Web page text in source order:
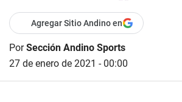
Agregar Sitio Andino en
PorSección Andino Sports
27 de enero de 2021 - 00:00